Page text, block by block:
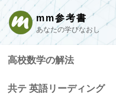
mm参考書
あなたの学びなおし
高校数学の解法
共テ 英語リーディング